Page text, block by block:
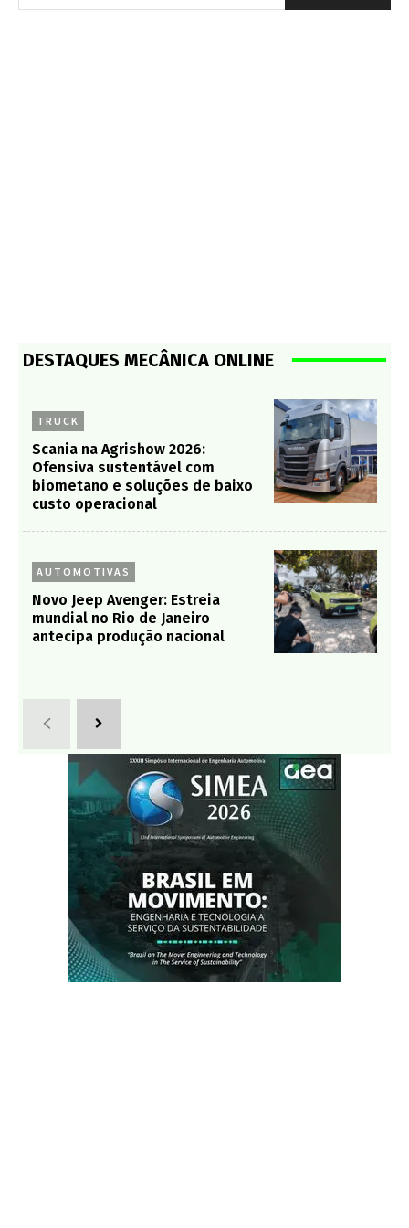
DESTAQUES MECÂNICA ONLINE
TRUCK
Scania na Agrishow 2026:
Ofensiva sustentável com
biometano e soluções de baixo
custo operacional
AUTOMOTIVAS
Novo Jeep Avenger: Estreia
mundial no Rio de Janeiro
antecipa produção nacional